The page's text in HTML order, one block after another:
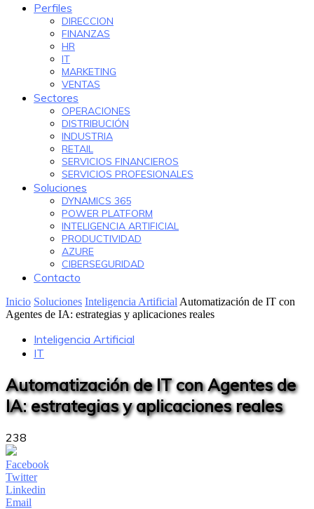
Perfiles
DIRECCION
FINANZAS
HR
IT
MARKETING
VENTAS
Sectores
OPERACIONES
DISTRIBUCIÓN
INDUSTRIA
RETAIL
SERVICIOS FINANCIEROS
SERVICIOS PROFESIONALES
Soluciones
DYNAMICS 365
POWER PLATFORM
INTELIGENCIA ARTIFICIAL
PRODUCTIVIDAD
AZURE
CIBERSEGURIDAD
Contacto
Inicio Soluciones Inteligencia Artificial Automatización de IT con
Agentes de IA: estrategias y aplicaciones reales
Inteligencia Artificial
IT
Automatización de IT con Agentes de
IA: estrategias y aplicaciones reales
238
Facebook
Twitter
Linkedin
Email